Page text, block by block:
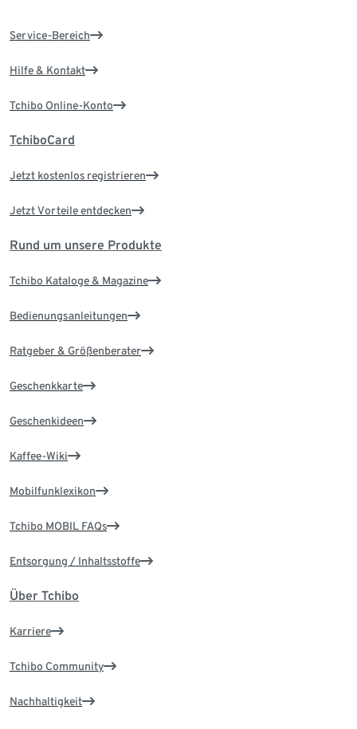
Service-Bereich
Hilfe & Kontakt
Tchibo Online-Konto
TchiboCard
Jetzt kostenlos registrieren
Jetzt Vorteile entdecken
Rund um unsere Produkte
Tchibo Kataloge & Magazine
Bedienungsanleitungen
Ratgeber & Größenberater
Geschenkkarte
Geschenkideen
Kaffee-Wiki
Mobilfunklexikon
Tchibo MOBIL FAQs
Entsorgung / Inhaltsstoffe
Über Tchibo
Karriere
Tchibo Community
Nachhaltigkeit